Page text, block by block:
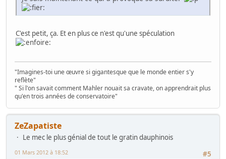
C'est petit, ça. Et en plus ce n'est qu'une spéculation
"Imagines-toi une œuvre si gigantesque que le monde entier s'y
reflète"
" Si l'on savait comment Mahler nouait sa cravate, on apprendrait plus
qu'en trois années de conservatoire"
ZeZapatiste
Le mec le plus génial de tout le gratin dauphinois
#5
01 Mars 2012 à 18:52